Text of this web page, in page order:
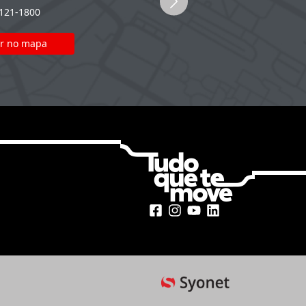
1800
no mapa
(51) 2121-1800